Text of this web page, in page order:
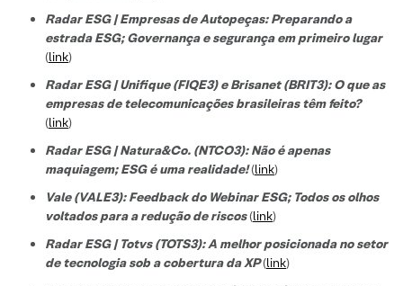
Radar ESG | Empresas de Autopeças: Preparando a
estrada ESG; Governança e segurança em primeiro lugar
(link)
Radar ESG | Unifique (FIQE3) e Brisanet (BRIT3): O que as
empresas de telecomunicações brasileiras têm feito?
(link)
Radar ESG | Natura&Co. (NTCO3): Não é apenas
maquiagem; ESG é uma realidade!(link)
Vale (VALE3): Feedback do Webinar ESG; Todos os olhos
voltados para a redução de riscos(link)
Radar ESG | Totvs (TOTS3): A melhor posicionada no setor
de tecnologia sob a cobertura da XP(link)